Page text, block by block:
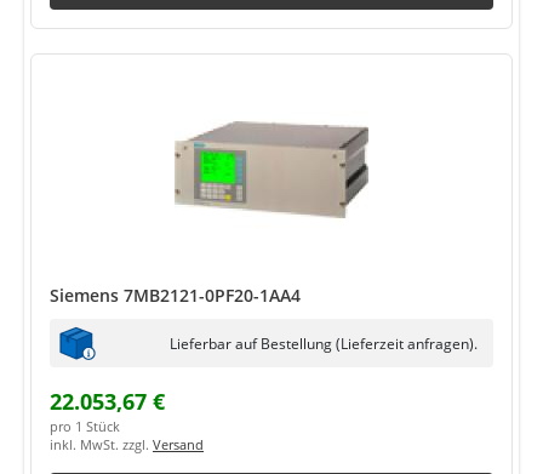
Siemens 7MB2121-0PF20-1AA4
Lieferbar auf Bestellung (Lieferzeit anfragen).
22.053,67 €
pro 1 Stück
inkl. MwSt. zzgl. Versand